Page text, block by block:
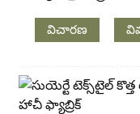
విచారణ